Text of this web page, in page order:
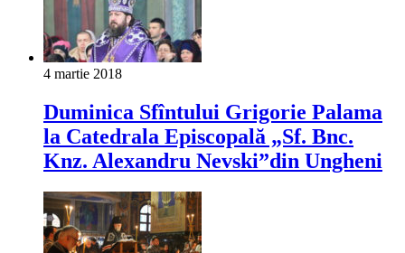
4 martie 2018
Duminica Sfîntului Grigorie Palama
la Catedrala Episcopală „Sf. Bnc.
Knz. Alexandru Nevski”din Ungheni